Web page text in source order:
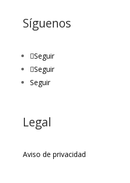
Síguenos
Seguir
Seguir
Seguir
Legal
Aviso de privacidad